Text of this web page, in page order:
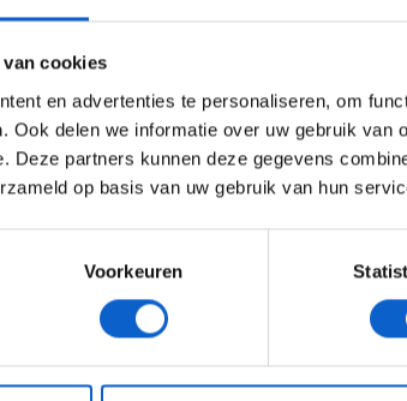
van cookies
en advertenties te personaliseren, om
Ook delen we informatie over uw gebruik van
Deze partners kunnen deze gegevens
op basis van uw gebruik van hun
Voorkeuren
🇯🇵 Advertentie instellingen
Toon alle alcoholische
Toon alle kansspelenadvertenties
JONGER DAN 24 24
onsprivacybeleidvoor meer informatie over